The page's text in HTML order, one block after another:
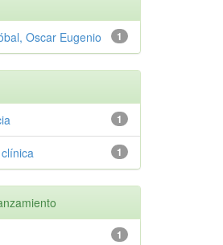
1
Oscar Eugenio
1
1
1